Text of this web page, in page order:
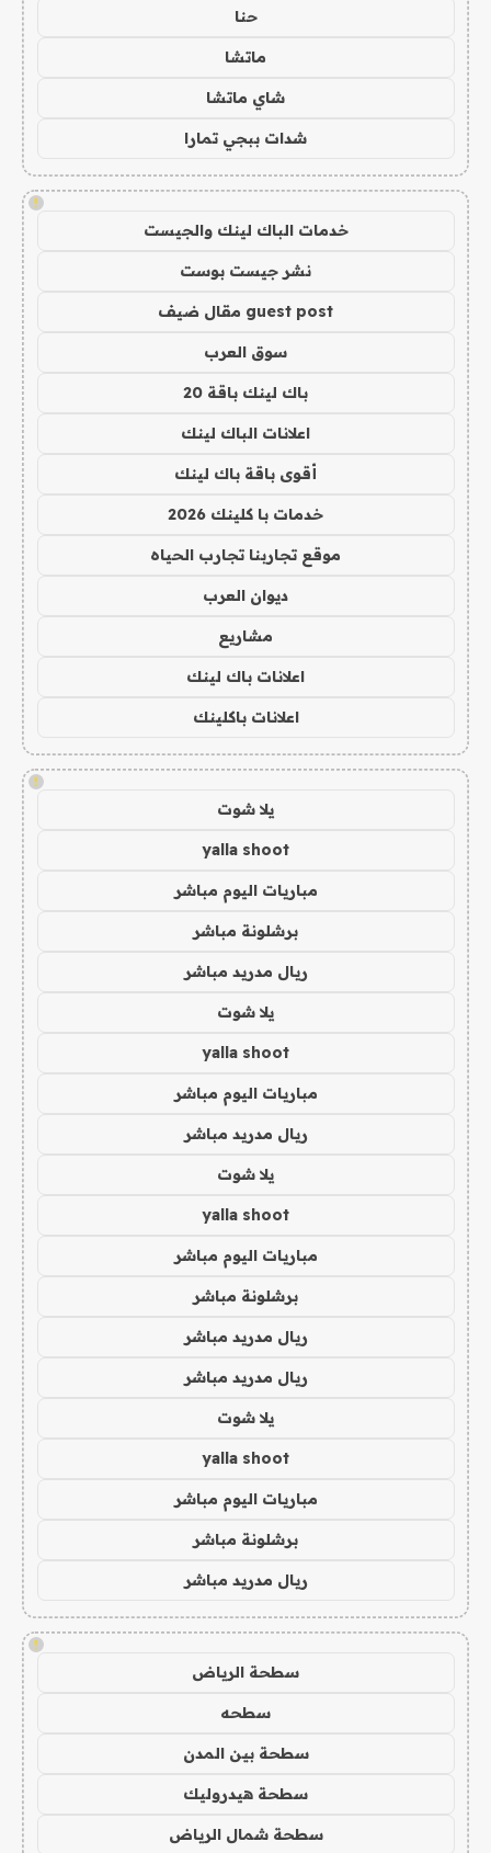
حنا
ماتشا
شاي ماتشا
شدات ببجي تمارا
!
خدمات الباك لينك والجيست
نشر جيست بوست
guest post مقال ضيف
سوق العرب
باك لينك باقة 20
اعلانات الباك لينك
أقوى باقة باك لينك
خدمات با كلينك 2026
موقع تجاربنا تجارب الحياه
ديوان العرب
مشاريع
اعلانات باك لينك
اعلانات باكلينك
!
يلا شوت
yalla shoot
مباريات اليوم مباشر
برشلونة مباشر
ريال مدريد مباشر
يلا شوت
yalla shoot
مباريات اليوم مباشر
ريال مدريد مباشر
يلا شوت
yalla shoot
مباريات اليوم مباشر
برشلونة مباشر
ريال مدريد مباشر
ريال مدريد مباشر
يلا شوت
yalla shoot
مباريات اليوم مباشر
برشلونة مباشر
ريال مدريد مباشر
!
سطحة الرياض
سطحه
سطحة بين المدن
سطحة هيدروليك
سطحة شمال الرياض